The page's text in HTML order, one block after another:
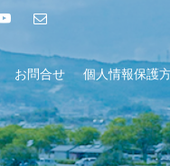
お問合せ 個人情報保護